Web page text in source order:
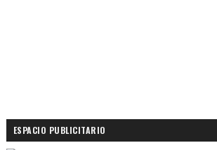
ESPACIO PUBLICITARIO